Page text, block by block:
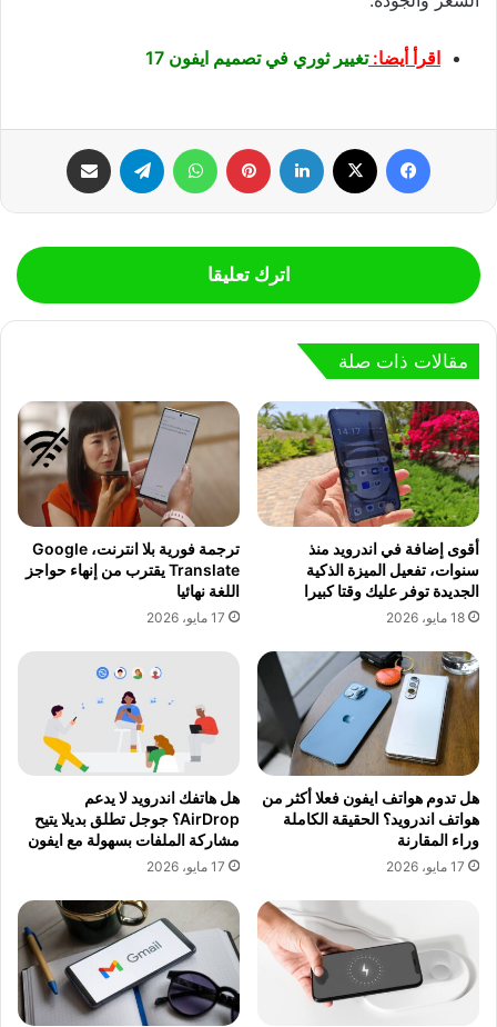
اقرأ أيضا:تغيير ثوري في تصميم ايفون 17
اترك تعليقا
مقالات ذات صلة
أقوى إضافة في اندرويد منذ
سنوات، تفعيل الميزة الذكية
الجديدة توفر عليك وقتا كبيرا
18 مايو، 2026
ترجمة فورية بلا انترنت، Google
Translate يقترب من إنهاء حواجز
اللغة نهائيا
17 مايو، 2026
هل تدوم هواتف ايفون فعلا أكثر من
هواتف اندرويد؟ الحقيقة الكاملة
وراء المقارنة
17 مايو، 2026
هل هاتفك اندرويد لا يدعم
AirDrop؟ جوجل تطلق بديلا يتيح
مشاركة الملفات بسهولة مع ايفون
17 مايو، 2026